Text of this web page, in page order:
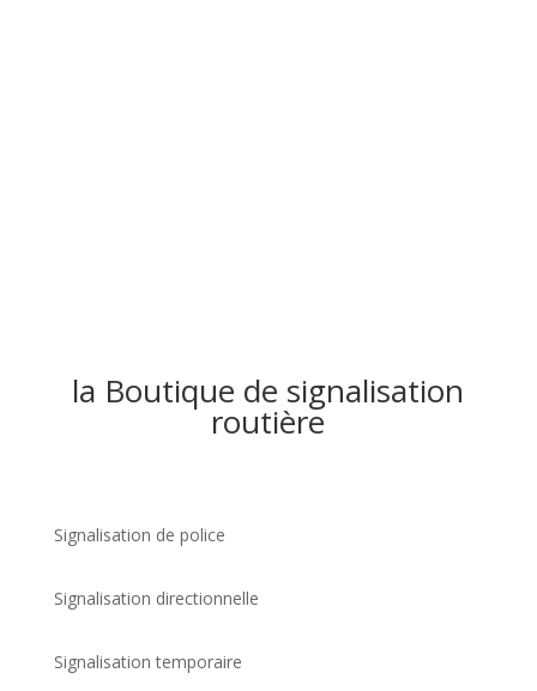
la Boutique de signalisation
routière
Signalisation de police
Signalisation directionnelle
Signalisation temporaire